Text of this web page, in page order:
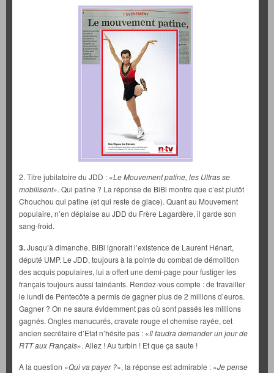
2. Titre jubilatoire du JDD : «Le Mouvement patine, les Ultras se
mobilisent». Qui patine ? La réponse de BiBi montre que c’est plutôt
Chouchou qui patine (et qui reste de glace). Quant au Mouvement
populaire, n’en déplaise au JDD du Frère Lagardère, il garde son
sang-froid.
3.Jusqu’à dimanche, BiBi ignorait l’existence de Laurent Hénart,
député UMP. Le JDD, toujours à la pointe du combat de démolition
des acquis populaires, lui a offert une demi-page pour fustiger les
français toujours aussi fainéants. Rendez-vous compte : de travailler
le lundi de Pentecôte a permis de gagner plus de 2 millions d’euros.
Gagner ? On ne saura évidemment pas où sont passés les millions
gagnés. Ongles manucurés, cravate rouge et chemise rayée, cet
ancien secrétaire d’Etat n’hésite pas : «Il faudra demander un jour de
RTT aux Français». Allez ! Au turbin ! Et que ça saute !
A la question «Qui va payer ?», la réponse est admirable : «Je pense